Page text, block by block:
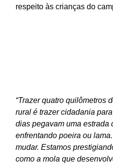
respeito às crianças do
“Trazer quatro quilômetros
rural é trazer cidadania
dias pegavam uma estrada
enfrentando poeira ou
mudar. Estamos
como a mola que